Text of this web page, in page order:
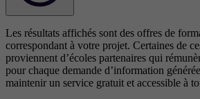
Les résultats affichés sont des offres de
correspondant à votre projet. Certaines de
proviennent d’écoles partenaires qui
pour chaque demande d’information
maintenir un service gratuit et accessible à